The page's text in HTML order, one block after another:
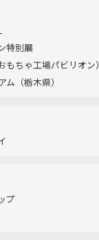
特別展
ちゃ工場パビリオン）​
（栃木県）
プ